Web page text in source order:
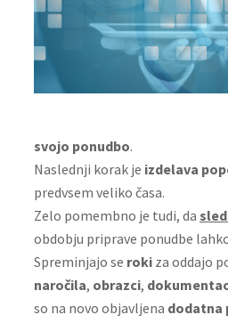
svojo ponudbo.
Naslednji korak je izdelava
predvsem veliko časa.
Zelo pomembno je tudi, da
obdobju priprave ponudbe
Spreminjajo se roki za oddajo
naročila, obrazci,
so na novo objavljena dodatna